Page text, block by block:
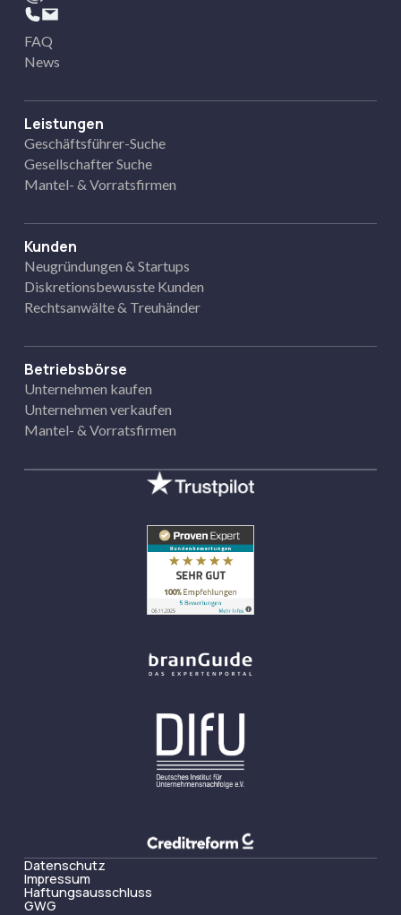
FAQ
News
Leistungen
Geschäftsführer-Suche
Gesellschafter Suche
Mantel- & Vorratsfirmen
Kunden
Neugründungen & Startups
Diskretionsbewusste Kunden
Rechtsanwälte & Treuhänder
Betriebsbörse
Unternehmen kaufen
Unternehmen verkaufen
Mantel- & Vorratsfirmen
Datenschutz
Impressum
Haftungsausschluss
GWG